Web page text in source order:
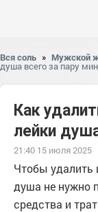
Вся соль » Мужской
душа всего за пару
Как
лейки
21:40 15 июля 2025
Чтобы удалить
душа не нужно
средства и